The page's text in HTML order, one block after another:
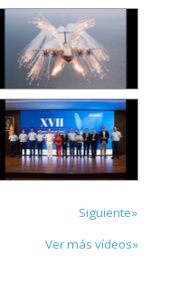
Siguiente»
Ver más vídeos»